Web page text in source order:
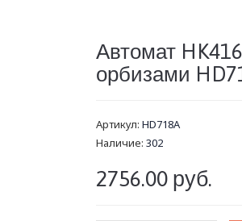
Автомат
орбизами
Артикул:HD718A
Наличие:302
2756.00 руб.